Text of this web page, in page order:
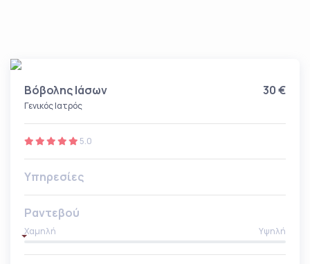
Βόβολης Ιάσων 30 €
Γενικός Ιατρός
5.0
Υπηρεσίες
Ραντεβού
Χαμηλή Υψηλή